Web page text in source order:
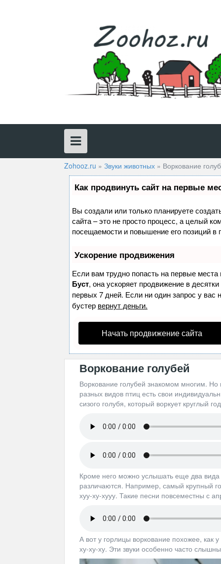
Zohooz.ru » Звуки животных » Воркование
Как продвинуть сайт на первые
Вы создали или только планируете
сайта – это не просто процесс, а целый
посещаемости и повышение его позиций в
Ускорение продвижения
Если вам трудно попасть на первые
Буст, она ускоряет продвижение в
первых 7 дней. Если ни один запрос у вас
бустер вернут деньги.
Начать продвижение сайта
Воркование голубей
Воркование голубей знакомом многим.
разных видов птиц есть свои
сизого голубя, который воркует круглый
Кроме него можно услышать еще два
различаются. Например, самый крупный
хуу-ху-хууу. Такие песни повсеместны с
А вот у горлицы воркование похожее, как
ху-ху-ху. Эти звуки особенно часто